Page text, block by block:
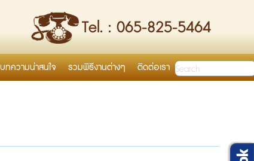
Tel. : 065-825-5464
บทความน่าสนใจ รวมพิธีงานต่างๆ ติดต่อเรา